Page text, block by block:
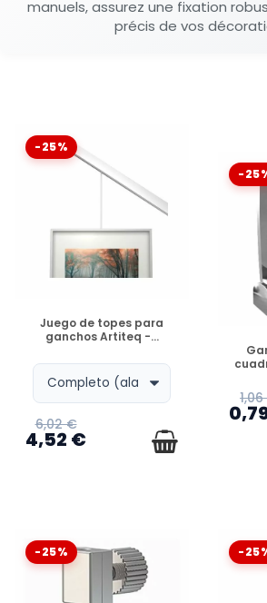
manuels, assurez une fixation
précis de vos
-25%
DISPONIBLE
Juego de topes para
ganchos Artiteq -...
6,02 €
4,52 €
-
-25% -